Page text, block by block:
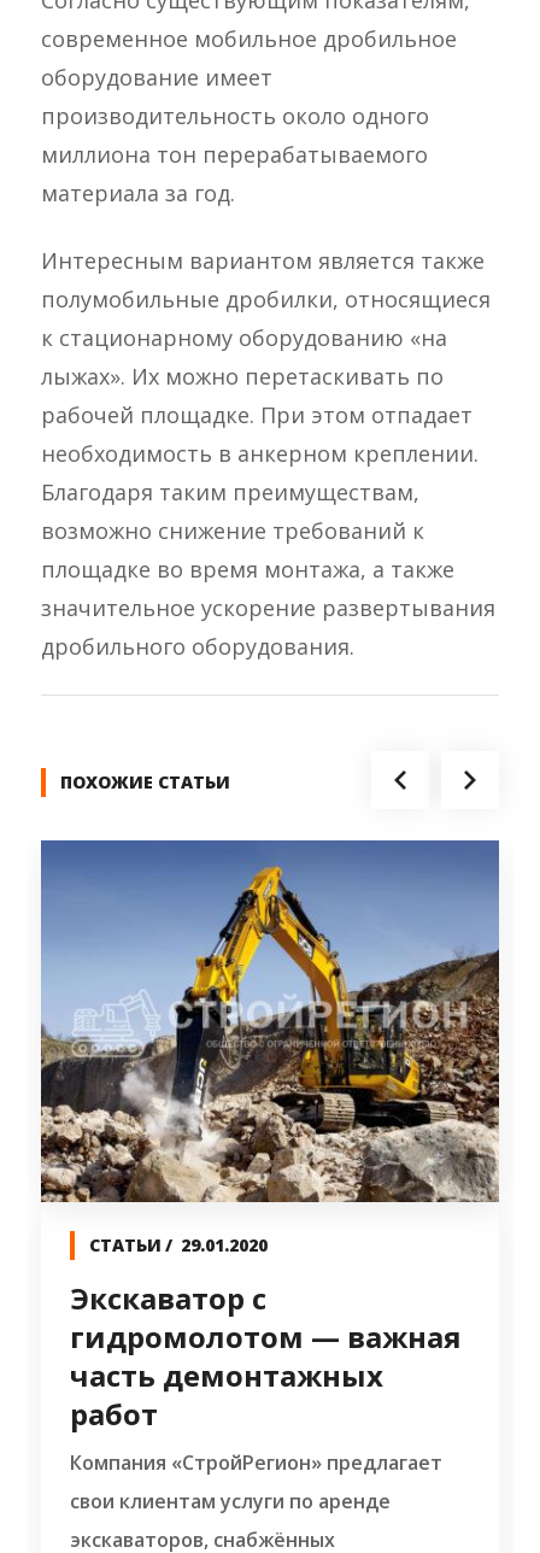
современное мобильное дробильное
оборудование имеет
производительность около одного
миллиона тон перерабатываемого
материала за год.
Интересным вариантом является также
полумобильные дробилки, относящиеся
к стационарному оборудованию «на
лыжах». Их можно перетаскивать по
рабочей площадке. При этом отпадает
необходимость в анкерном креплении.
Благодаря таким преимуществам,
возможно снижение требований к
площадке во время монтажа, а также
значительное ускорение развертывания
дробильного оборудования.
ПОХОЖИЕ СТАТЬИ
СТАТЬИ 29.01.2020
Экскаватор с
гидромолотом — важная
часть демонтажных
работ
Компания «СтройРегион» предлагает
свои клиентам услуги по аренде
экскаваторов, снабжённых